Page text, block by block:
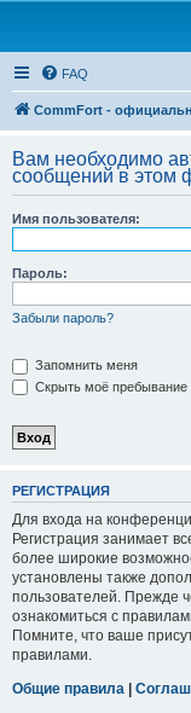
FAQ
CommFort -
Вам необходимо
сообщений в этом
Имя пользователя:
Пароль:
Забыли пароль?
Запомнить меня
Скрыть моё пребывание
РЕГИСТРАЦИЯ
Для входа на
Регистрация занимает
более широкие
установлены также
пользователей. Прежде
ознакомиться с
Помните, что ваше
правилами.
Общие правила |